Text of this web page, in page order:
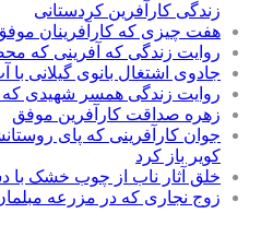
زندگی کارآفرین کردستانی
هفت چیزی که کارآفرینان موفق
روایت زندگی که آفرینی که
جادوی اشتغال بانوی گیلانی
روایت زندگی همسر شهیدی که
زهره صداقت کارآفرین موفق
جوان کارآفرینی که پای
کویر باز کرد
خلق آثار ناب از چوب خشک با
زوج نجاری که در مزرعه